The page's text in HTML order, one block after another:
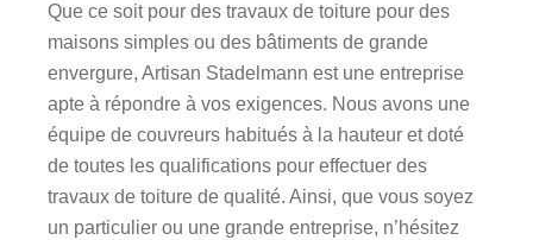
Que ce soit pour des travaux de toiture pour des
maisons simples ou des bâtiments de grande
envergure, Artisan Stadelmann est une entreprise
apte à répondre à vos exigences. Nous avons une
équipe de couvreurs habitués à la hauteur et doté
de toutes les qualifications pour effectuer des
travaux de toiture de qualité. Ainsi, que vous soyez
un particulier ou une grande entreprise, n’hésitez